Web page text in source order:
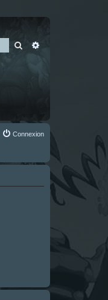
Rechercher
Connexion